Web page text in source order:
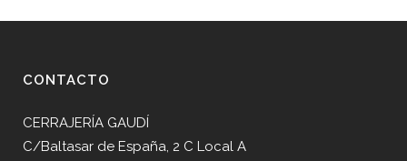
CONTACTO
CERRAJERÍA GAUDÍ
C/Baltasar de España, 2 C Local A